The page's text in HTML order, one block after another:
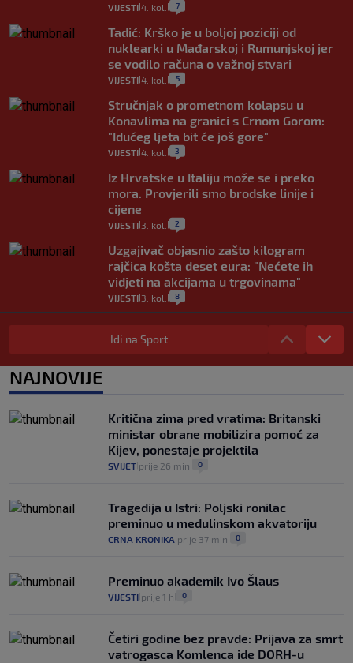
VIJESTI 4. kol. 7
Tadić: Krško je u boljoj poziciji od
nuklearki u Mađarskoj i Rumunjskoj jer
se vodilo računa o važnoj stvari
VIJESTI 4. kol. 5
Stručnjak o prometnom kolapsu u
Konavlima na granici s Crnom Gorom:
"Idućeg ljeta bit će još gore"
VIJESTI 4. kol. 3
Iz Hrvatske u Italiju može se i preko
mora. Provjerili smo brodske linije i
cijene
VIJESTI 3. kol. 2
Uzgajivač objasnio zašto kilogram
rajčica košta deset eura: "Nećete ih
vidjeti na akcijama u trgovinama"
VIJESTI 3. kol. 8
Selidba je jedno od stresnijih iskustava.
Evo aktualnih cijena i nekoliko savjeta
0
automobilom na Hvar iz Zagreba, a
koliko iz Osijeka
14
Idi na Sport
NAJNOVIJE
Kritična zima pred vratima: Britanski
ministar obrane mobilizira pomoć za
Kijev, ponestaje projektila
SVIJET prije 26 min 0
Tragedija u Istri: Poljski ronilac
preminuo u medulinskom akvatoriju
CRNA KRONIKA prije 37 min 0
Preminuo akademik Ivo Šlaus
VIJESTI prije 1 h 0
Četiri godine bez pravde: Prijava za smrt
vatrogasca Komlenca ide DORH-u